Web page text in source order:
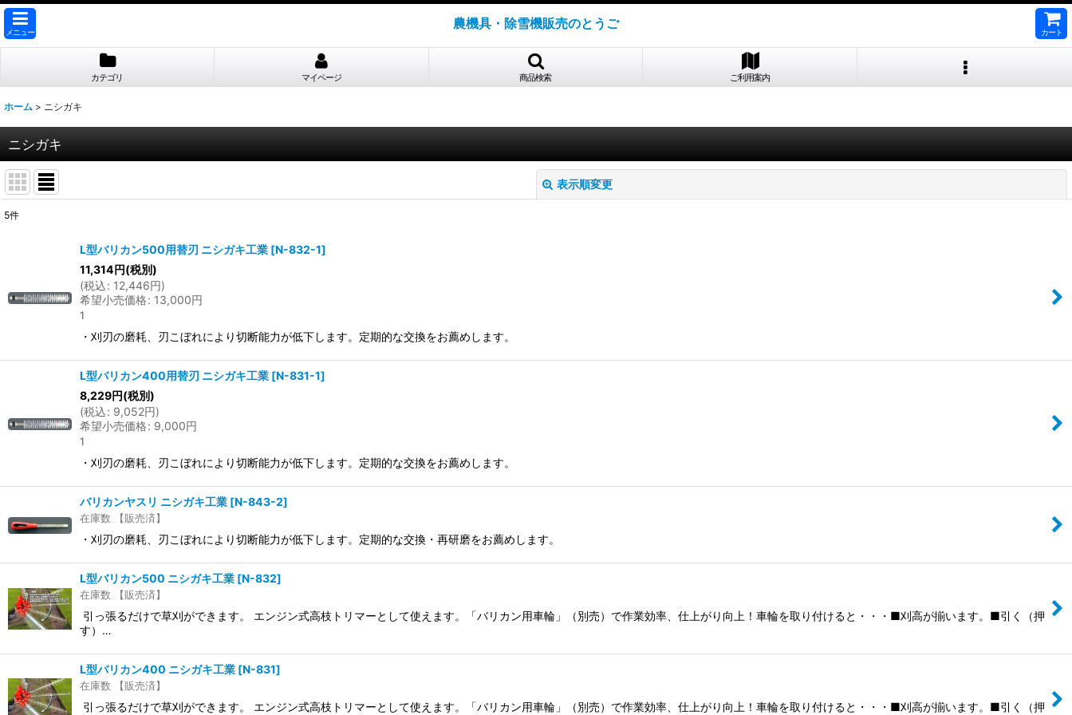
メニュー
農機具・除雪機販売のとうご
カート
カテゴリ マイページ 商品検索 ご利用案内
ホーム > ニシガキ
ニシガキ
表示順変更
5件
L型バリカン500用替刃 ニシガキ工業 [N-832-1]
11,314円(税別)
(税込: 12,446円)
希望小売価格: 13,000円
1
・刈刃の磨耗、刃こぼれにより切断能力が低下します。定期的な交換をお薦めします。
L型バリカン400用替刃 ニシガキ工業 [N-831-1]
8,229円(税別)
(税込: 9,052円)
希望小売価格: 9,000円
1
・刈刃の磨耗、刃こぼれにより切断能力が低下します。定期的な交換をお薦めします。
バリカンヤスリ ニシガキ工業 [N-843-2]
在庫数 【販売済】
・刈刃の磨耗、刃こぼれにより切断能力が低下します。定期的な交換・再研磨をお薦めします。
L型バリカン500 ニシガキ工業 [N-832]
在庫数 【販売済】
引っ張るだけで草刈ができます。 エンジン式高枝トリマーとして使えます。「バリカン用車輪」（別売）で作業効率、仕上がり向上！車輪を取り付けると・・・■刈高が揃います。■引く（押
す）…
L型バリカン400 ニシガキ工業 [N-831]
在庫数 【販売済】
引っ張るだけで草刈ができます。 エンジン式高枝トリマーとして使えます。「バリカン用車輪」（別売）で作業効率、仕上がり向上！車輪を取り付けると・・・■刈高が揃います。■引く（押